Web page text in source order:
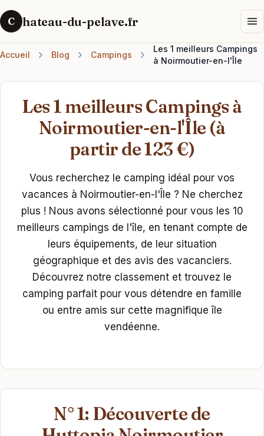
C hateau-du-pelave.fr
Accueil Blog Campings
Les 1 meilleurs Campings
à Noirmoutier-en-l'Île
Les 1 meilleurs Campings à
Noirmoutier-en-l'Île (à
partir de 123 €)
Vous recherchez le camping idéal pour vos
vacances à Noirmoutier-en-l'Île ? Ne cherchez
plus ! Nous avons sélectionné pour vous les 10
meilleurs campings de l'île, en tenant compte de
leurs équipements, de leur situation
géographique et des avis des vacanciers.
Découvrez notre classement et trouvez le
camping parfait pour vous détendre en famille
ou entre amis sur cette magnifique île
vendéenne.
N° 1: Découverte de